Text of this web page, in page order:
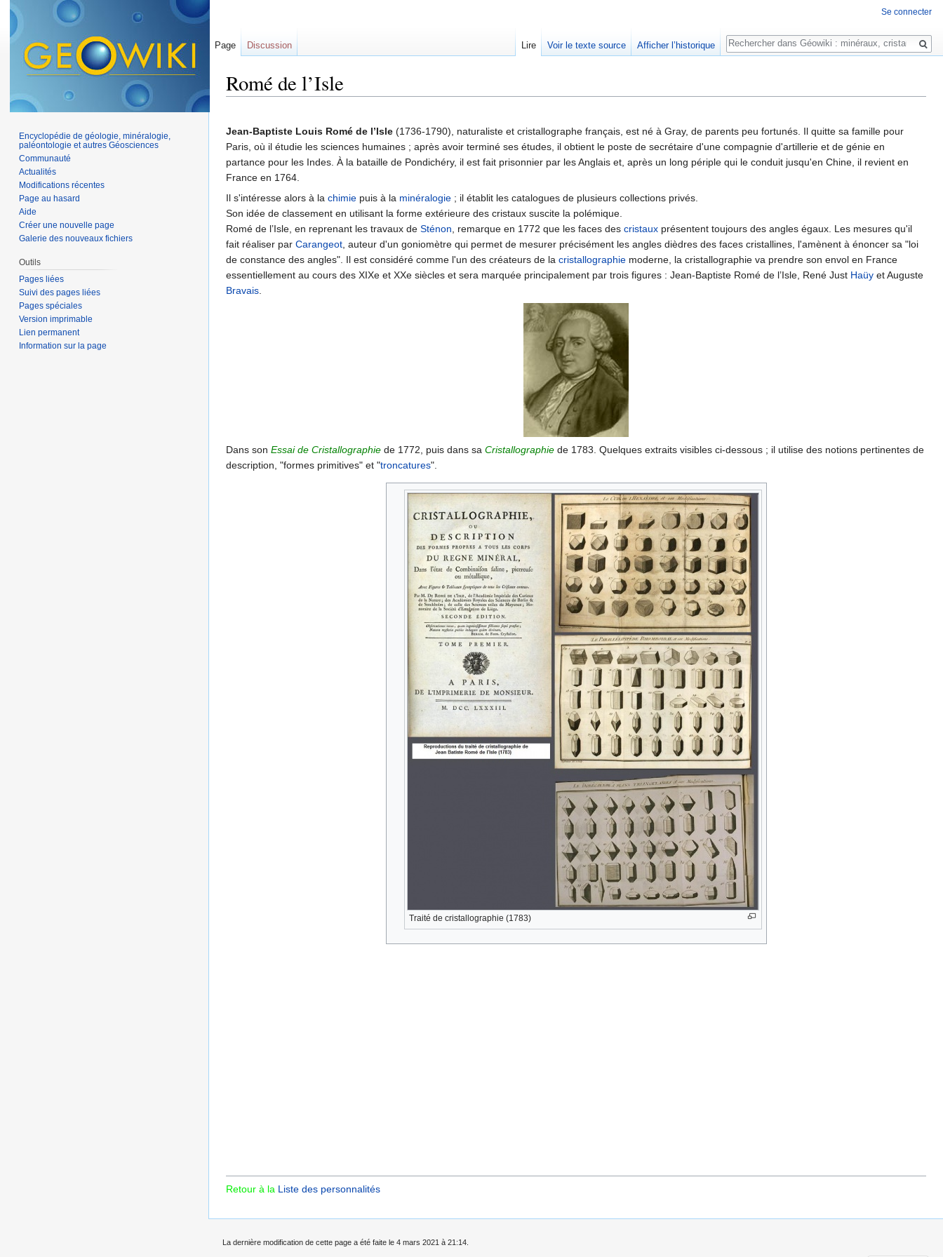
Romé de l’Isle
Jean-Baptiste Louis Romé de l’Isle (1736-1790), naturaliste et cristallographe français, est né à Gray, de parents peu fortunés. Il quitte sa famille pour
Paris, où il étudie les sciences humaines ; après avoir terminé ses études, il obtient le poste de secrétaire d'une compagnie d'artillerie et de génie en
partance pour les Indes. À la bataille de Pondichéry, il est fait prisonnier par les Anglais et, après un long périple qui le conduit jusqu'en Chine, il revient en
France en 1764.
Il s'intéresse alors à la chimie puis à la minéralogie ; il établit les catalogues de plusieurs collections privés.
Son idée de classement en utilisant la forme extérieure des cristaux suscite la polémique.
Romé de l’Isle, en reprenant les travaux de Sténon, remarque en 1772 que les faces des cristaux présentent toujours des angles égaux. Les mesures qu'il
fait réaliser par Carangeot, auteur d'un goniomètre qui permet de mesurer précisément les angles dièdres des faces cristallines, l'amènent à énoncer sa "loi
de constance des angles". Il est considéré comme l'un des créateurs de la cristallographie moderne, la cristallographie va prendre son envol en France
essentiellement au cours des XIXe et XXe siècles et sera marquée principalement par trois figures : Jean-Baptiste Romé de l’Isle, René Just Haüy et Auguste
Bravais.
Dans son Essai de Cristallographie de 1772, puis dans sa Cristallographie de 1783. Quelques extraits visibles ci-dessous ; il utilise des notions pertinentes de
description, "formes primitives" et "troncatures".
Traité de cristallographie (1783)
Retour à la Liste des personnalités
Se connecter
Page Discussion Lire Voir le texte source Afficher l’historique
Rechercher
Encyclopédie de géologie, minéralogie,
paléontologie et autres Géosciences
Communauté
Actualités
Modifications récentes
Page au hasard
Aide
Créer une nouvelle page
Galerie des nouveaux fichiers
Outils
Pages liées
Suivi des pages liées
Pages spéciales
Version imprimable
Lien permanent
Information sur la page
La dernière modification de cette page a été faite le 4 mars 2021 à 21:14.